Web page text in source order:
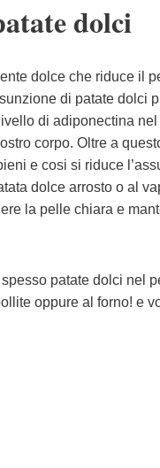
dolci
dolce che riduce il
di patate
di adiponectina
corpo. Oltre a
e cosi si riduce
dolce arrosto o al
la pelle chiara e
patate dolci nel
oppure al forno! e